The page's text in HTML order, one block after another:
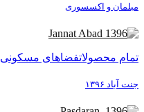
مبلمان و اکسسوری
تمام محصولاتفضاهای مسکونی
جنت آباد ۱۳۹۶